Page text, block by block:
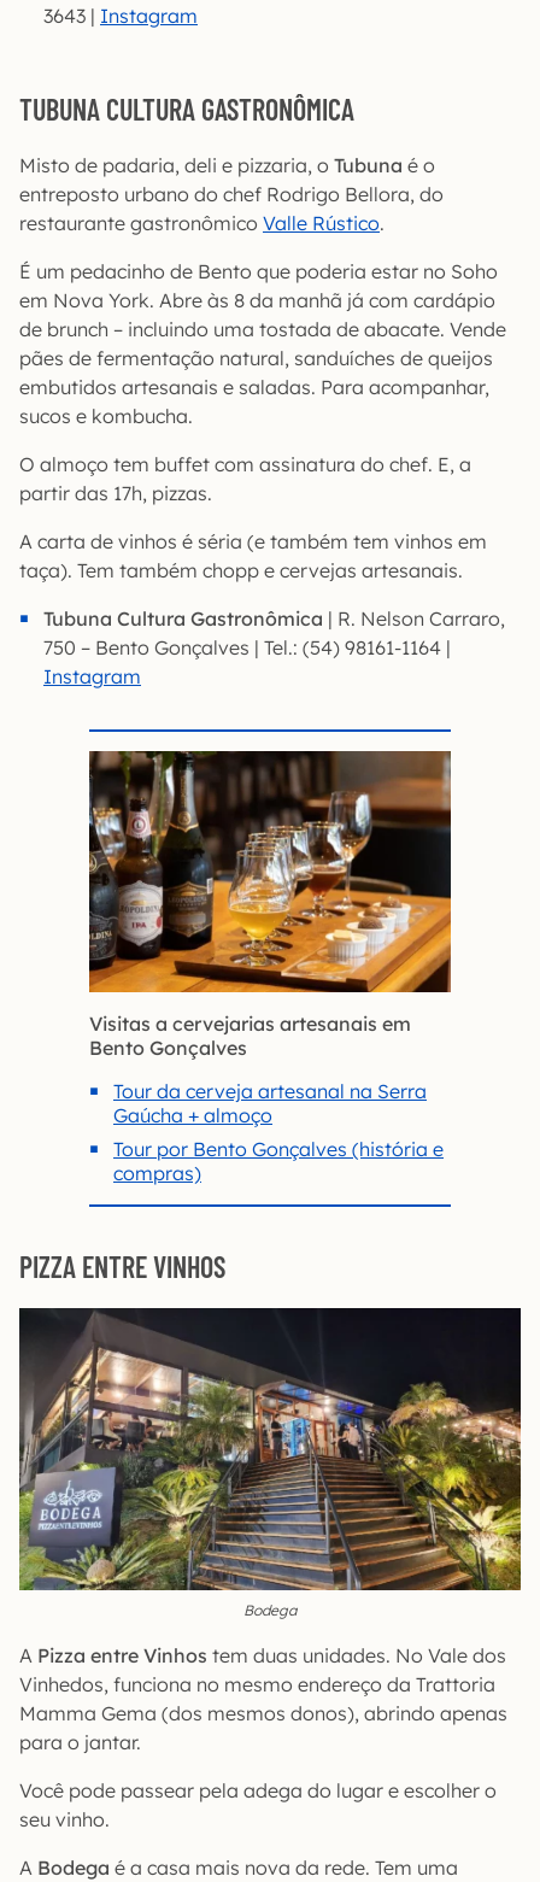
3643 | Instagram
TUBUNA CULTURA GASTRONÔMICA
Misto de padaria, deli e pizzaria, o Tubuna é o
entreposto urbano do chef Rodrigo Bellora, do
restaurante gastronômico Valle Rústico.
É um pedacinho de Bento que poderia estar no Soho
em Nova York. Abre às 8 da manhã já com cardápio
de brunch – incluindo uma tostada de abacate. Vende
pães de fermentação natural, sanduíches de queijos
embutidos artesanais e saladas. Para acompanhar,
sucos e kombucha.
O almoço tem buffet com assinatura do chef. E, a
partir das 17h, pizzas.
A carta de vinhos é séria (e também tem vinhos em
taça). Tem também chopp e cervejas artesanais.
Tubuna Cultura Gastronômica | R. Nelson Carraro,
750 – Bento Gonçalves | Tel.: (54) 98161-1164 |
Instagram
Visitas a cervejarias artesanais em
Bento Gonçalves
Tour da cerveja artesanal na Serra
Gaúcha + almoço
Tour por Bento Gonçalves (história e
compras)
PIZZA ENTRE VINHOS
Bodega
A Pizza entre Vinhos tem duas unidades. No Vale dos
Vinhedos, funciona no mesmo endereço da Trattoria
Mamma Gema (dos mesmos donos), abrindo apenas
para o jantar.
Você pode passear pela adega do lugar e escolher o
seu vinho.
A Bodega é a casa mais nova da rede. Tem uma